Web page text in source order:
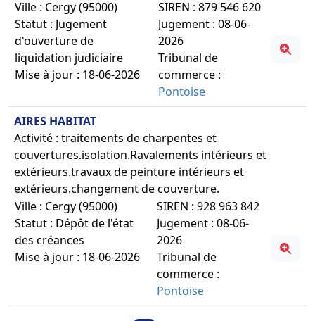
Ville : Cergy (95000)
Statut : Jugement
d'ouverture de
liquidation judiciaire
Mise à jour : 18-06-2026
SIREN : 879 546 620
Jugement : 08-06-
2026
Tribunal de
commerce :
Pontoise
AIRES HABITAT
Activité : traitements de charpentes et
couvertures.isolation.Ravalements intérieurs et
extérieurs.travaux de peinture intérieurs et
extérieurs.changement de couverture.
Ville : Cergy (95000)
Statut : Dépôt de l'état
des créances
Mise à jour : 18-06-2026
SIREN : 928 963 842
Jugement : 08-06-
2026
Tribunal de
commerce :
Pontoise